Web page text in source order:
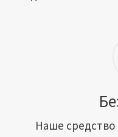
Наше средство